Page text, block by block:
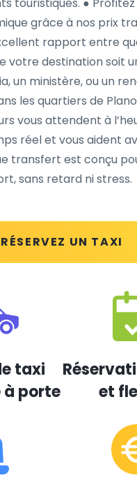
RÉSERVEZ UN TAXI
grâce à nos prix
rapport entre
votre destination soit
un ministère, ou un
les quartiers de
vous attendent à
réel et vous aident
transfert est conçu
sans retard ni stress.
taxi
porte
et